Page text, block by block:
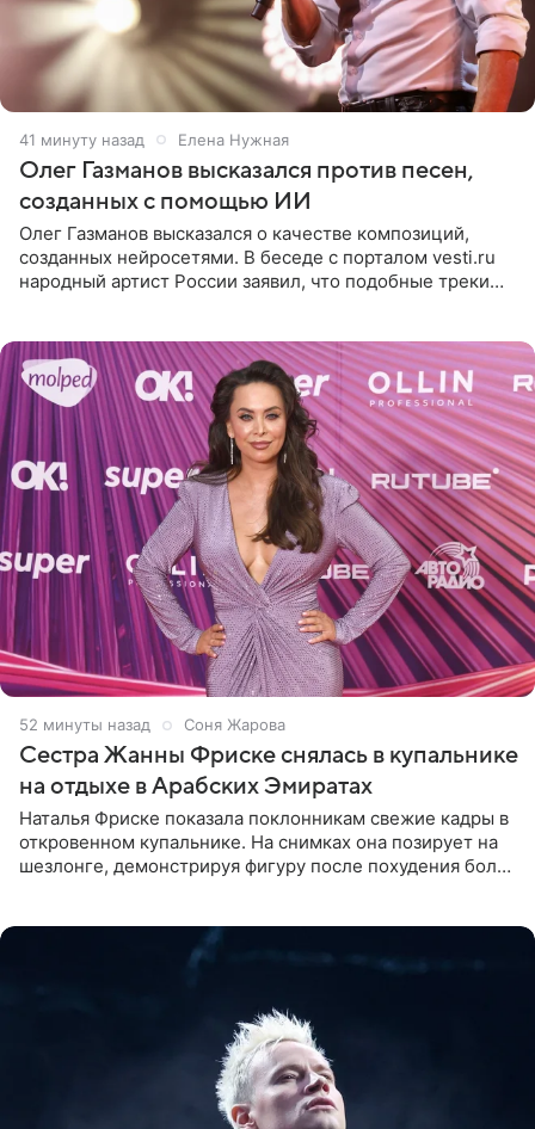
41 минуту назад Елена Нужная
Олег Газманов высказался против песен,
созданных с помощью ИИ
Олег Газманов высказался о качестве композиций,
созданных нейросетями. В беседе с порталом vesti.ru
народный артист России заявил, что подобные треки
52 минуты назад Соня Жарова
Сестра Жанны Фриске снялась в купальнике
на отдыхе в Арабских Эмиратах
Наталья Фриске показала поклонникам свежие кадры в
откровенном купальнике. На снимках она позирует на
шезлонге, демонстрируя фигуру после похудения более